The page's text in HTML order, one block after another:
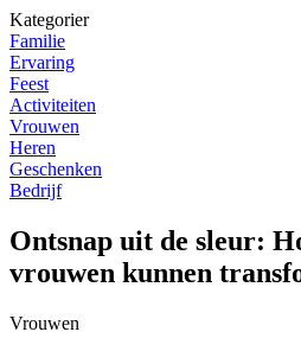
Kategorier
Familie
Ervaring
Feest
Activiteiten
Vrouwen
Heren
Geschenken
Bedrijf
Ontsnap uit de sleur:
vrouwen kunnen
Vrouwen